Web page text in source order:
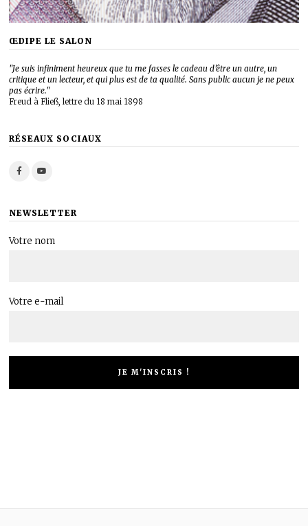
ŒDIPE LE SALON
"Je suis infiniment heureux que tu me fasses le cadeau d’être un autre, un
critique et un lecteur, et qui plus est de ta qualité. Sans public aucun je ne peux
pas écrire."
Freud à Fließ, lettre du 18 mai 1898
RÉSEAUX SOCIAUX
NEWSLETTER
Votre nom
Votre e-mail